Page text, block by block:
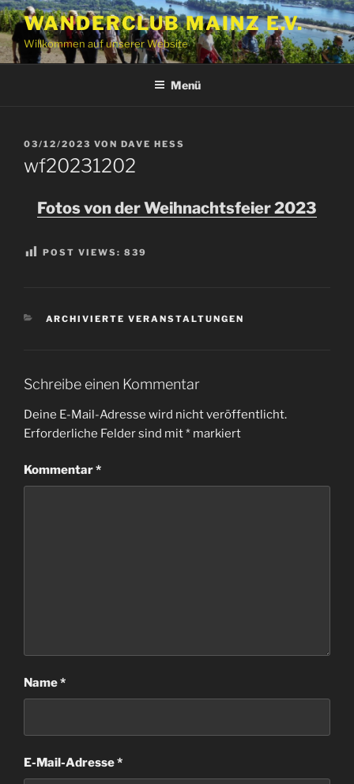
Zum
Inhalt
springen
WANDERCLUB MAINZ E.V.
Willkommen auf unserer Website
Menü
VERÖFFENTLICHT
AM
03/12/2023 VON DAVE HESS
wf20231202
Fotos von der Weihnachtsfeier 2023
POST VIEWS: 839
KATEGORIEN
ARCHIVIERTE VERANSTALTUNGEN
Schreibe einen Kommentar
Deine E-Mail-Adresse wird nicht veröffentlicht.
Erforderliche Felder sind mit* markiert
Kommentar*
Name*
E-Mail-Adresse*